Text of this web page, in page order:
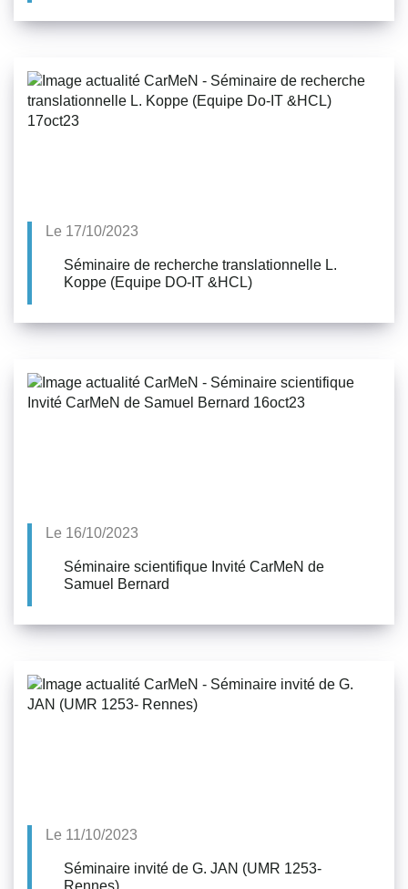
Le 17/10/2023
Séminaire de recherche translationnelle L.
Koppe (Equipe DO-IT &HCL)
Le 16/10/2023
Séminaire scientifique Invité CarMeN de
Samuel Bernard
Le 11/10/2023
Séminaire invité de G. JAN (UMR 1253-
Rennes)